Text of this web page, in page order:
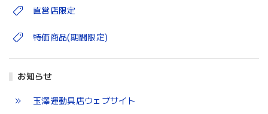
直営店限定
特価商品(期間限定)
お知らせ
玉澤運動具店ウェブサイト